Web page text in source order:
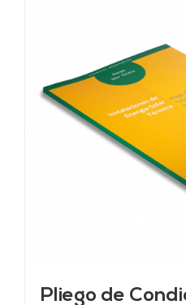
Pliego de